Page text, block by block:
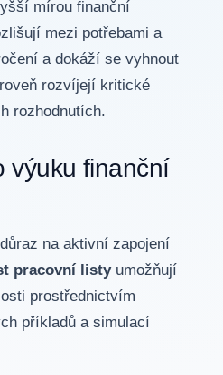
mírou finanční
mezi potřebami a
a dokáží se vyhnout
rozvíjejí kritické
rozhodnutích.
výuku finanční
na aktivní zapojení
pracovní listyumožňují
prostřednictvím
příkladů a simulací